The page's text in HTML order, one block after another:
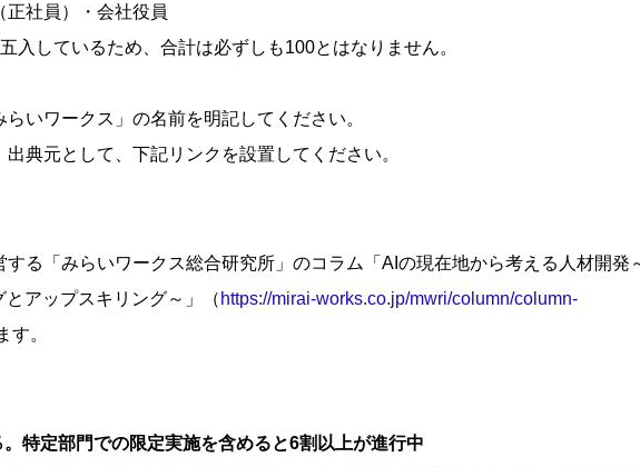
社員）・会社役員
入しているため、合計は必ずしも100とはなりません。
いワークス」の名前を明記してください。
典元として、下記リンクを設置してください。
る「みらいワークス総合研究所」のコラム「AIの現在地から考える人材開発
アップスキリング～」（ https://mirai-works.co.jp/mwri/column/column-
す。
特定部門での限定実施を含めると6割以上が進行中